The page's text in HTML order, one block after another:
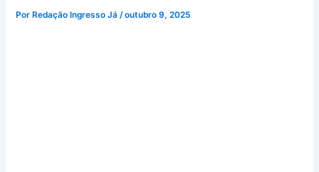
Por Redação Ingresso Já/outubro 9, 2025